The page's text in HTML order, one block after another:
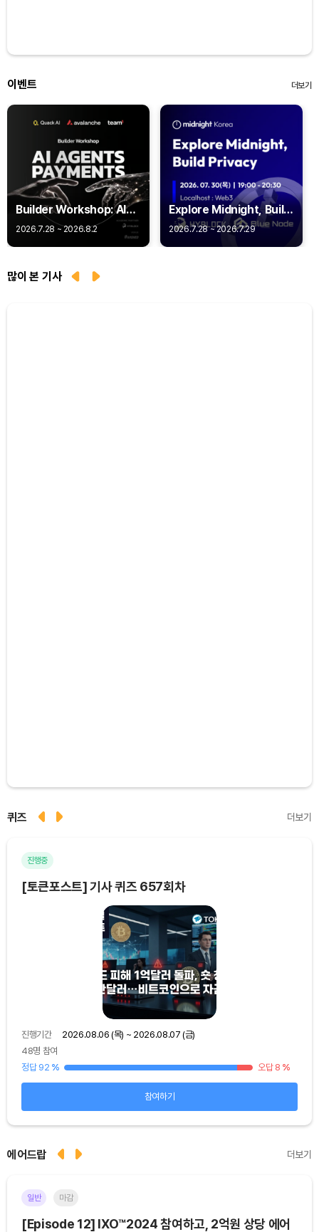
이벤트 더보기
Builder Workshop: AI
Agent Payments -
2026.7.28 ~ 2026.8.2
Explore Midnight, Build
Privacy
2026.7.28 ~ 2026.7.29
많이 본 기사
퀴즈 더보기
진행중
[토큰포스트] 기사 퀴즈 657회차
진행기간
2026.08.06 (목) ~ 2026.08.07 (금)
48명 참여
정답 92 % 오답 8 %
참여하기
에어드랍 더보기
일반 마감
[Episode 12] IXO™2024 참여하고, 2억원 상당 에어